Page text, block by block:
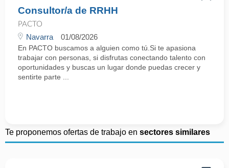
Consultor/a de RRHH
PACTO
Navarra 01/08/2026
En PACTO buscamos a alguien como tú.Si te apasiona
trabajar con personas, si disfrutas conectando talento con
oportunidades y buscas un lugar donde puedas crecer y
sentirte parte ...
Te proponemos ofertas de trabajo en sectores similares